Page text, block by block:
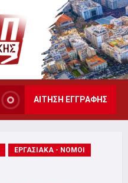
ΑΙΤΗΣΗ ΕΓΓΡΑΦΗΣ
ΕΡΓΑΣΙΑΚΑ - ΝΟΜΟΙ